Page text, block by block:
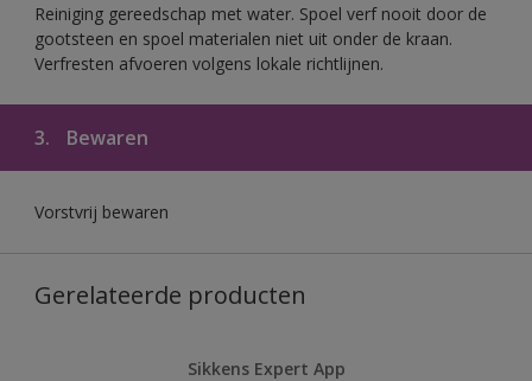
Reiniging gereedschap met water. Spoel verf nooit door de
gootsteen en spoel materialen niet uit onder de kraan.
Verfresten afvoeren volgens lokale richtlijnen.
3. Bewaren
Vorstvrij bewaren
Gerelateerde producten
Sikkens Expert App